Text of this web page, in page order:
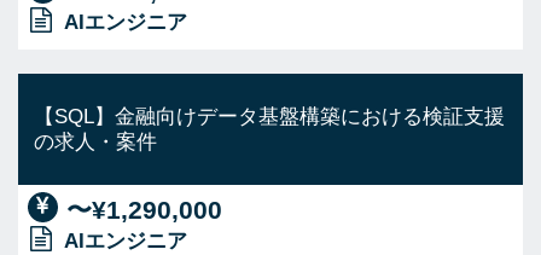
AIエンジニア
【SQL】金融向けデータ基盤構築における検証支援
の求人・案件
〜¥1,290,000
AIエンジニア